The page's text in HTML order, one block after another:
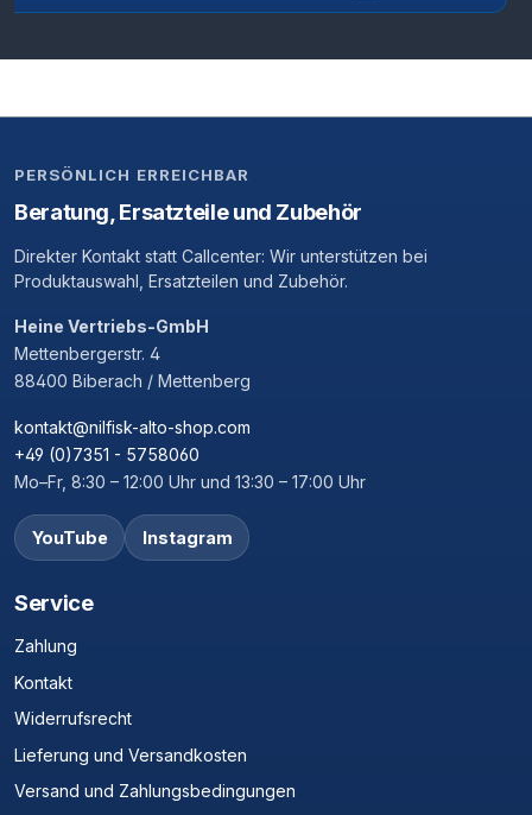
PERSÖNLICH ERREICHBAR
Beratung, Ersatzteile und Zubehör
Direkter Kontakt statt Callcenter: Wir unterstützen bei
Produktauswahl, Ersatzteilen und Zubehör.
Heine Vertriebs-GmbH
Mettenbergerstr. 4
88400 Biberach / Mettenberg
kontakt@nilfisk-alto-shop.com
+49 (0)7351 - 5758060
Mo–Fr, 8:30 – 12:00 Uhr und 13:30 – 17:00 Uhr
YouTube Instagram
Service
Zahlung
Kontakt
Widerrufsrecht
Lieferung und Versandkosten
Versand und Zahlungsbedingungen